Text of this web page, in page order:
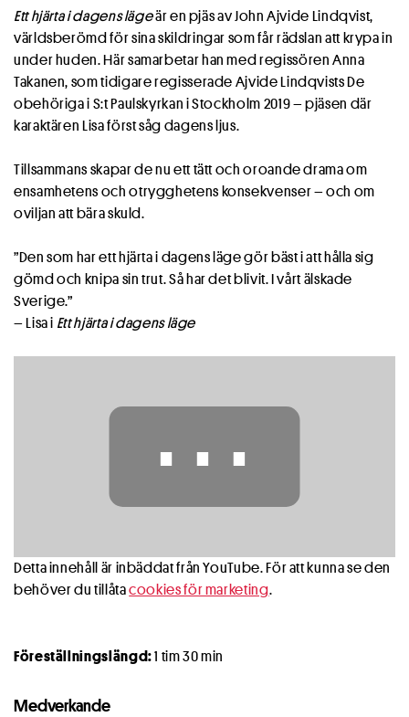
Ett hjärta i dagens lägeär en pjäs av John Ajvide Lindqvist,
världsberömd för sina skildringar som får rädslan att krypa in
under huden. Här samarbetar han med regissören Anna
Takanen, som tidigare regisserade Ajvide Lindqvists De
obehöriga i S:t Paulskyrkan i Stockholm 2019 – pjäsen där
karaktären Lisa först såg dagens ljus.
Tillsammans skapar de nu ett tätt och oroande drama om
ensamhetens och otrygghetens konsekvenser – och om
oviljan att bära skuld.
”Den som har ett hjärta i dagens läge gör bäst i att hålla sig
gömd och knipa sin trut. Så har det blivit. I vårt älskade
Sverige.”
– Lisa i Ett hjärta i dagens läge
⋯
Detta innehåll är inbäddat från YouTube. För att kunna se den
behöver du tillåtacookies för marketing.
Föreställningslängd:1 tim 30 min
Medverkande